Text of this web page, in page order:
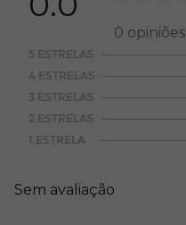
0 opiniões
5 ESTRELAS
4 ESTRELAS
3 ESTRELAS
2 ESTRELAS
1 ESTRELA
Sem avaliação